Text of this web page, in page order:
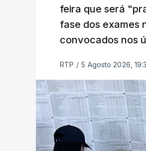
feira que será
fase dos exames
convocados nos
RTP / 5 Agosto 2026,